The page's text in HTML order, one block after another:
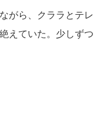
がら、クララとテレ
えていた。少しずつ